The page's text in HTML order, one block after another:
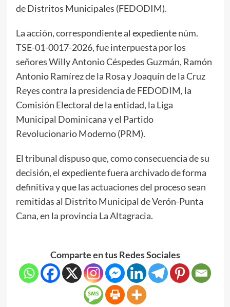
de Distritos Municipales (FEDODIM).
La acción, correspondiente al expediente núm.
TSE-01-0017-2026, fue interpuesta por los
señores Willy Antonio Céspedes Guzmán, Ramón
Antonio Ramírez de la Rosa y Joaquín de la Cruz
Reyes contra la presidencia de FEDODIM, la
Comisión Electoral de la entidad, la Liga
Municipal Dominicana y el Partido
Revolucionario Moderno (PRM).
El tribunal dispuso que, como consecuencia de su
decisión, el expediente fuera archivado de forma
definitiva y que las actuaciones del proceso sean
remitidas al Distrito Municipal de Verón-Punta
Cana, en la provincia La Altagracia.
Comparte en tus Redes Sociales